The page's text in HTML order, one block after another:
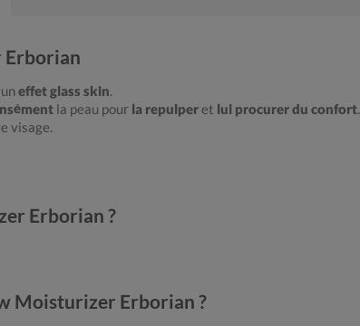
Erborian
effet glass skin.
la peau pour la repulperet lui procurer du confort.
visage.
Erborian ?
Moisturizer Erborian ?